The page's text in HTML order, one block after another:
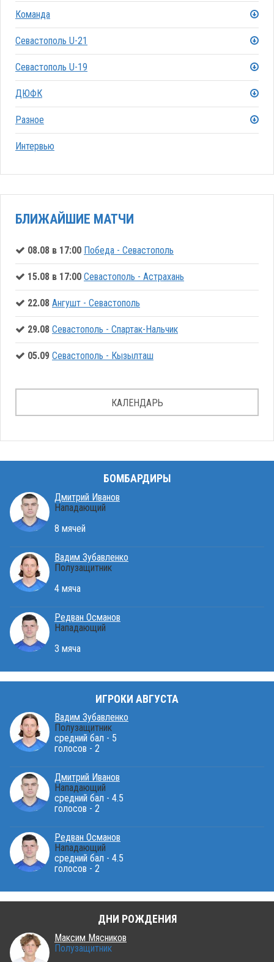
Команда
Севастополь U-21
Севастополь U-19
ДЮФК
Разное
Интервью
БЛИЖАЙШИЕ МАТЧИ
08.08 в 17:00 Победа - Севастополь
15.08 в 17:00 Севастополь - Астрахань
22.08 Ангушт - Севастополь
29.08 Севастополь - Спартак-Нальчик
05.09 Севастополь - Кызылташ
КАЛЕНДАРЬ
БОМБАРДИРЫ
Дмитрий Иванов
Нападающий
8 мячей
Вадим Зубавленко
Полузащитник
4 мяча
Редван Османов
Нападающий
3 мяча
ИГРОКИ АВГУСТА
Вадим Зубавленко
Полузащитник
средний бал - 5
голосов - 2
Дмитрий Иванов
Нападающий
средний бал - 4.5
голосов - 2
Редван Османов
Нападающий
средний бал - 4.5
голосов - 2
ДНИ РОЖДЕНИЯ
Максим Мясников
Полузащитник